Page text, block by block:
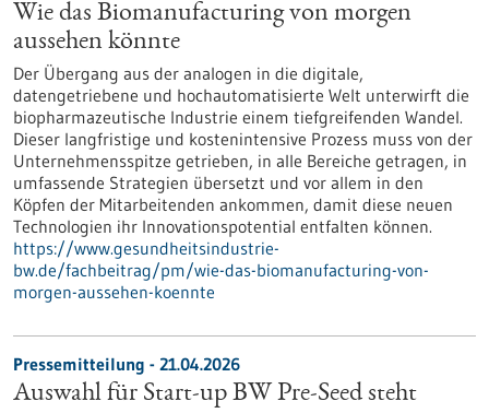
Wie das Biomanufacturing von morgen
aussehen könnte
Der Übergang aus der analogen in die digitale,
datengetriebene und hochautomatisierte Welt unterwirft die
biopharmazeutische Industrie einem tiefgreifenden Wandel.
Dieser langfristige und kostenintensive Prozess muss von der
Unternehmensspitze getrieben, in alle Bereiche getragen, in
umfassende Strategien übersetzt und vor allem in den
Köpfen der Mitarbeitenden ankommen, damit diese neuen
Technologien ihr Innovationspotential entfalten können.
https://www.gesundheitsindustrie-
bw.de/fachbeitrag/pm/wie-das-biomanufacturing-von-
morgen-aussehen-koennte
Pressemitteilung - 21.04.2026
Auswahl für Start-up BW Pre-Seed steht